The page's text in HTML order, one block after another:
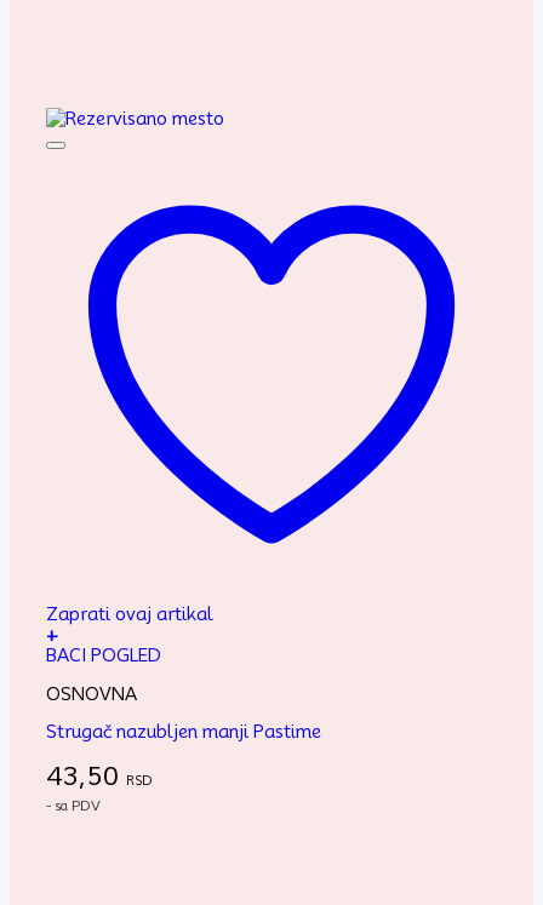
Zaprati ovaj artikal
+
BACI POGLED
OSNOVNA
Strugač nazubljen manji Pastime
43,50 RSD
- sa PDV